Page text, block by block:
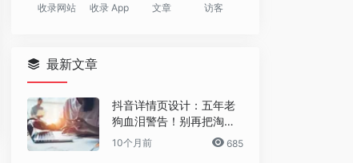
收录网站 收录 App 文章 访客
最新文章
抖音详情页设计：五年老
狗血泪警告！别再把淘宝
详情页直接搬过来了！
10个月前 685